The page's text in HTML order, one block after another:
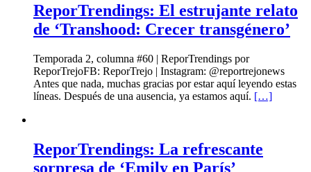
ReporTrendings: El estrujante relato
de ‘Transhood: Crecer transgénero’
Temporada 2, columna #60 | ReporTrendings por
ReporTrejoFB: ReporTrejo | Instagram: @reportrejonews
Antes que nada, muchas gracias por estar aquí leyendo estas
líneas. Después de una ausencia, ya estamos aquí. […]
ReporTrendings: La refrescante
sorpresa de ‘Emily en París’